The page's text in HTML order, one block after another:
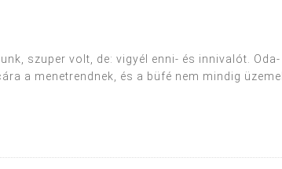
szuper volt, de: vigyél enni- és innivalót. Oda-
a menetrendnek, és a büfé nem mindig üzemel.